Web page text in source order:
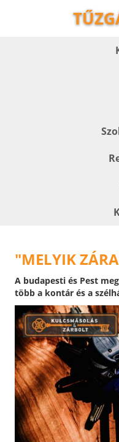
"MELYIK
A budapesti és Pest
több a kontár és a